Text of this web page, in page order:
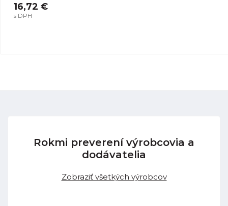
16,72 €
s DPH
Rokmi preverení výrobcovia a
dodávatelia
Zobraziť všetkých výrobcov